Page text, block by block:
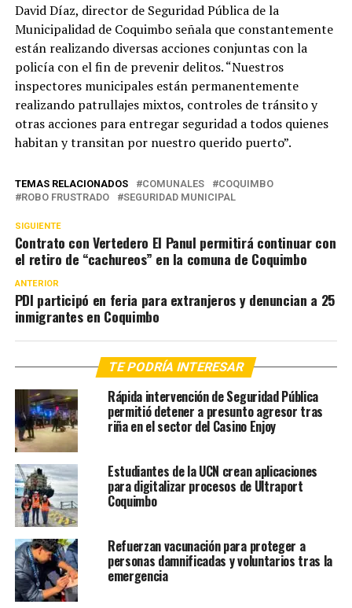
David Díaz, director de Seguridad Pública de la
Municipalidad de Coquimbo señala que constantemente
están realizando diversas acciones conjuntas con la
policía con el fin de prevenir delitos. “Nuestros
inspectores municipales están permanentemente
realizando patrullajes mixtos, controles de tránsito y
otras acciones para entregar seguridad a todos quienes
habitan y transitan por nuestro querido puerto”.
TEMAS RELACIONADOS COMUNALES
COQUIMBO
ROBO FRUSTRADO
SEGURIDAD MUNICIPAL
SIGUIENTE
Contrato con Vertedero El Panul permitirá continuar con
el retiro de “cachureos” en la comuna de Coquimbo
ANTERIOR
PDI participó en feria para extranjeros y denuncian a 25
inmigrantes en Coquimbo
TE PODRÍA INTERESAR
Rápida intervención de Seguridad Pública
permitió detener a presunto agresor tras
riña en el sector del Casino Enjoy
Estudiantes de la UCN crean aplicaciones
para digitalizar procesos de Ultraport
Coquimbo
Refuerzan vacunación para proteger a
personas damnificadas y voluntarios tras la
emergencia